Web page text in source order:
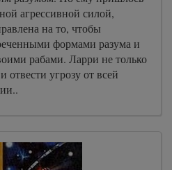
агрессивной силой,
на то, чтобы
формами разума и
рабами. Ларри не только
отвести угрозу от всей